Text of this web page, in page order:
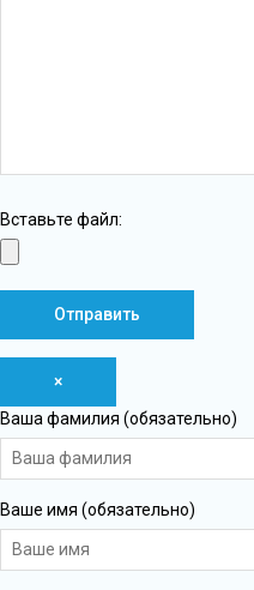
Вставьте файл:
×
Ваша фамилия (обязательно)
Ваше имя (обязательно)